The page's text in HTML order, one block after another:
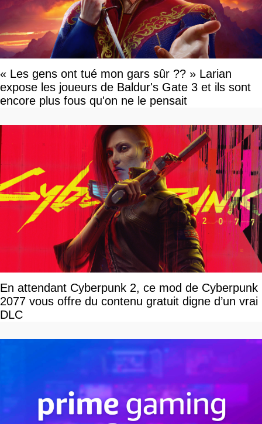
« Les gens ont tué mon gars sûr ?? » Larian
expose les joueurs de Baldur's Gate 3 et ils sont
encore plus fous qu'on ne le pensait
En attendant Cyberpunk 2, ce mod de Cyberpunk
2077 vous offre du contenu gratuit digne d’un vrai
DLC